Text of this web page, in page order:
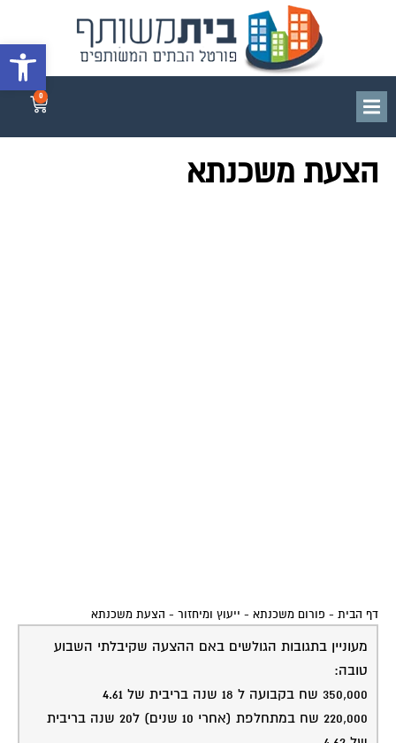
פתח
הצעת משכנתא
מעוניין בתגובות הגולשים באם ההצעה שקיבלתי השבוע
טובה:
350,000 שח בקבועה ל 18 שנה בריבית של 4.61
220,000 שח במתחלפת (אחרי 10 שנים) ל20 שנה בריבית
של 4.62